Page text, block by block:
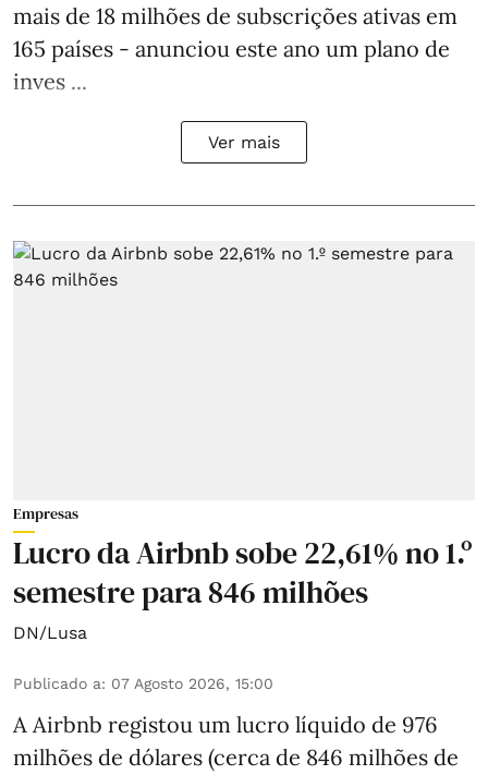
mais de 18 milhões de subscrições ativas em
165 países - anunciou este ano um plano de
inves ...
Ver mais
Empresas
Lucro da Airbnb sobe 22,61% no 1.º
semestre para 846 milhões
DN/Lusa
Publicado a: 07 Agosto 2026, 15:00
A Airbnb registou um lucro líquido de 976
milhões de dólares (cerca de 846 milhões de